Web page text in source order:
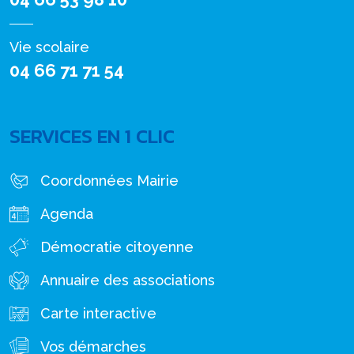
Vie scolaire
04 66 71 71 54
SERVICES EN 1 CLIC
Coordonnées Mairie
Agenda
Démocratie citoyenne
Annuaire des associations
Carte interactive
Vos démarches